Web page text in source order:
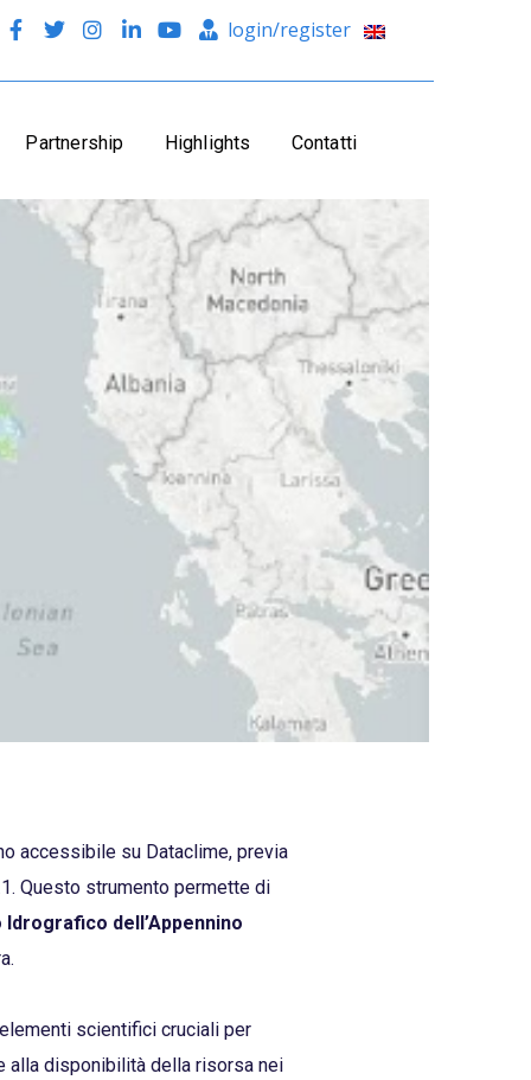
login/register
Partnership Highlights Contatti
accessibile su Dataclime, previa
Questo strumento permette di
dell’Appennino
scientifici cruciali per
alla disponibilità della risorsa nei